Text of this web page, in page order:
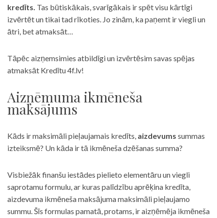
kredīts. Tas būtiskākais, svarīgākais ir spēt visu kārtīgi
izvērtēt un tikai tad rīkoties. Jo zinām, ka paņemt ir viegli un
ātri, bet atmaksāt…
Tāpēc aizņemsimies atbildīgi un izvērtēsim savas spējas
atmaksāt Kredītu 4f.lv!
Aizņēmuma ikmēneša
maksājums
Kāds ir maksimāli pieļaujamais kredīts, aizdevums summas
izteiksmē? Un kāda ir tā ikmēneša dzēšanas summa?
Visbiežāk finanšu iestādes pielieto elementāru un viegli
saprotamu formulu, ar kuras palīdzību aprēķina kredīta,
aizdevuma ikmēneša maksājuma maksimāli pieļaujamo
summu. Šīs formulas pamatā, protams, ir aizņēmēja ikmēneša